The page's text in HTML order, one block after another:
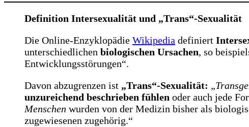
Definition Intersexualität und „Trans“-Sexualität
Die Online-Enzyklopädie Wikipedia definiert
unterschiedlichen biologischen Ursachen, so
Entwicklungsstörungen“.
Davon abzugrenzen ist „Trans“-Sexualität: „
unzureichend beschrieben fühlen oder auch jede
Menschen wurden von der Medizin bisher als
zugewiesenen zugehörig.“